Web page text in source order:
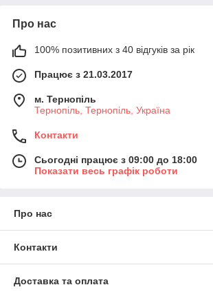
Про нас
100% позитивних з 40 відгуків за рік
Працює з 21.03.2017
м. Тернопіль
Тернопіль, Тернопіль, Україна
Контакти
Сьогодні працює з 09:00 до 18:00
Показати весь графік роботи
Про нас
Контакти
Доставка та оплата